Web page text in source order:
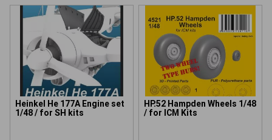
Heinkel He 177A Engine set
1/48 / for SH kits
HP.52 Hampden Wheels 1/48
/ for ICM Kits